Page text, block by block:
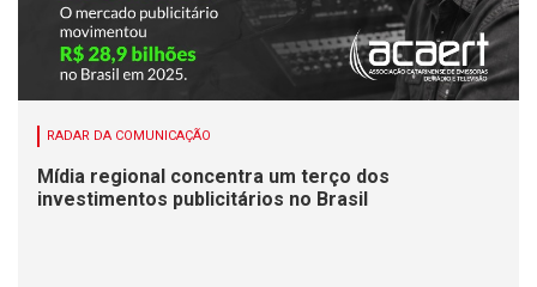
RADAR DA COMUNICAÇÃO
Mídia regional concentra um terço dos
investimentos publicitários no Brasil